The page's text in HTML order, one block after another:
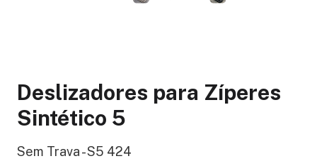
Deslizadores para Zíperes
Sintético 5
Sem Trava - S5 424